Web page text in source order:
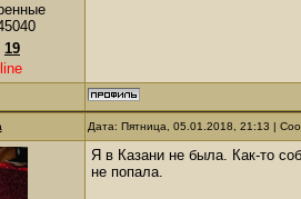
19
Дата: Пятница, 05.01.2018, 21:13 |
Я в Казани не была. Как-то
не попала.